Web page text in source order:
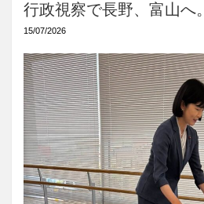
行政視察で長野、富山へ。
15/07/2026